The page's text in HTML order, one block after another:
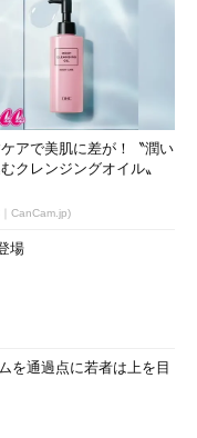
アで美肌に差が！〝潤い
クレンジングオイル〟
CanCam.jp)
場
を通過点に若者は上を目